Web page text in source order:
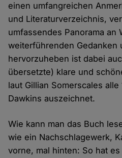
einen umfangreichen
und Literaturverzeichnis,
umfassendes Panorama an
weiterführenden Gedanken
hervorzuheben ist dabei
übersetzte) klare und
laut Gillian Somerscales
Dawkins auszeichnet.
Wie kann man das Buch
wie ein Nachschlagewerk,
vorne, mal hinten: So hat